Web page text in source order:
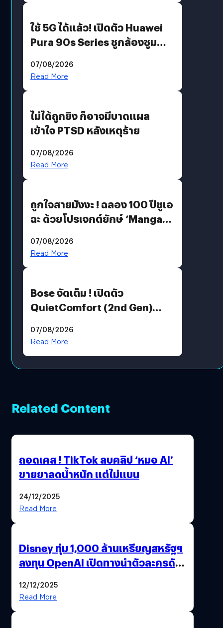
ใช้ 5G ได้แล้ว! เปิดตัว Huawei
Pura 90s Series ชูกล้องซูม
07/08/2026
Read More
ไม่ได้ถูกยิง ก็อาจมีบาดแผล
เข้าใจ PTSD หลังเหตุร้าย
07/08/2026
Read More
ถูกใจสายมังงะ ! ฉลอง 100 ปีชูเอ
ฉะ ด้วยโปรเจกต์ยักษ์ ‘Manga
มีภาษาไทยด้วย
07/08/2026
Read More
Bose จัดเต็ม ! เปิดตัว
QuietComfort (2nd Gen)
07/08/2026
Read More
Related Content
ถอดเคส ! TikTok ลบคลิป ‘หมอ AI’
ขายยาลดน้ำหนัก แต่ไม่แบน
24/12/2025
Read More
Disney ทุ่ม 1,000 ล้านเหรียญสหรัฐฯ
ลงทุน OpenAI เปิดทางนำตัวละครดัง
12/12/2025
Read More